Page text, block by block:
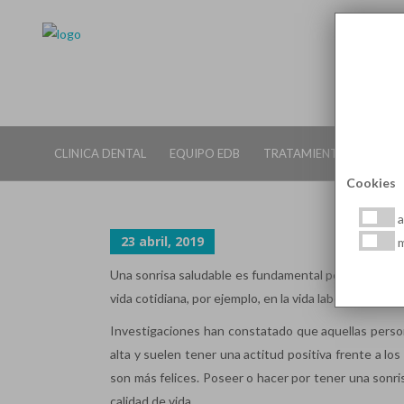
CLINICA DENTAL EQUIPO EDB TRATAMIENTOS
¿QUÉ SE CONSIDERA UNA
23 abril, 2019
Una sonrisa saludable es fundamental pero sí
vida cotidiana, por ejemplo, en la vida laboral, social
Investigaciones han constatado que aquellas
alta y suelen tener una actitud positiva frente a
son más felices. Poseer o hacer por tener una
calidad de vida.
Cookies